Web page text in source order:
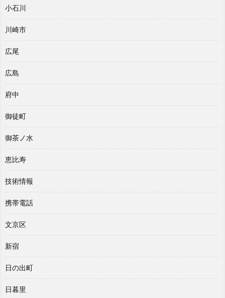
小石川
川崎市
広尾
広島
府中
御徒町
御茶ノ水
恵比寿
技術情報
携帯電話
文京区
新宿
日の出町
日暮里